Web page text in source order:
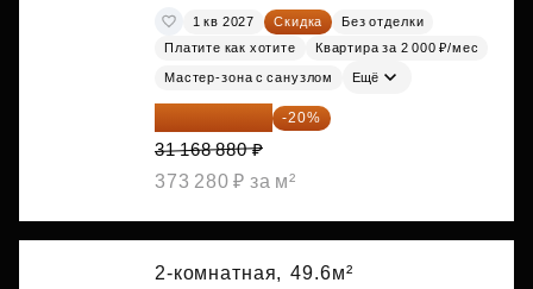
1 кв 2027 Скидка
Без отделки
Платите как хотите
Квартира за 2 000 ₽/мес
Мастер-зона с санузлом Ещё
24 935 104 ₽ -20%
31 168 880 ₽
373 280 ₽ за м²
2-комнатная, 49.6м²